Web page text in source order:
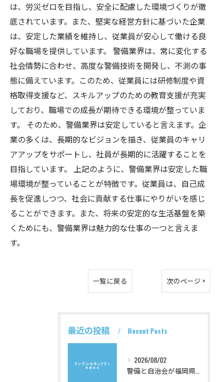
は、労災ゼロを目指し、安全に配慮した環境づくりが徹
底されています。また、堅実な経営方針に基づいた企業
は、安定した業績を維持し、従業員が安心して働ける良
好な職場を提供しています。 警備業界は、常に変化する
社会情勢に合わせ、高度な警備技術を開発し、不測の事
態に備えています。このため、従業員には研修制度や資
格取得支援など、スキルアップのための教育支援が充実
しており、職場での成長が期待できる環境が整っていま
す。 そのため、警備業界は安定していると言えます。企
業の多くは、長期的なビジョンを描き、従業員のキャリ
アアップをサポートし、社員が長期的に活躍することを
目指しています。 上記のように、警備業界は安定した職
場環境が整っていることが特徴です。従業員は、自己成
長を促進しつつ、社会に貢献する仕事にやりがいを感じ
ることができます。また、将来の安定的な生活基盤を築
くためにも、警備業界は魅力的な仕事の一つと言えま
す。
一覧に戻る 次のページ >
最近の投稿 Recent Posts
2026/08/02